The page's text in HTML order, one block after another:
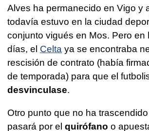
Alves ha permanecido en Vigo y
todavía estuvo en la ciudad
conjunto vigués en Mos. Pero en
días, el Celta ya se encontraba
rescisión de contrato (había
de temporada) para que el
desvinculase.
Otro punto que no ha
pasará por el quirófano o